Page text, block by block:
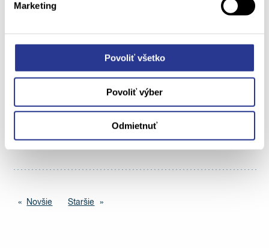
Marketing
Povoliť všetko
Povoliť výber
Odmietnuť
Poisťovne vrátia pacientom peniaze
za lieky
Novšie
Staršie